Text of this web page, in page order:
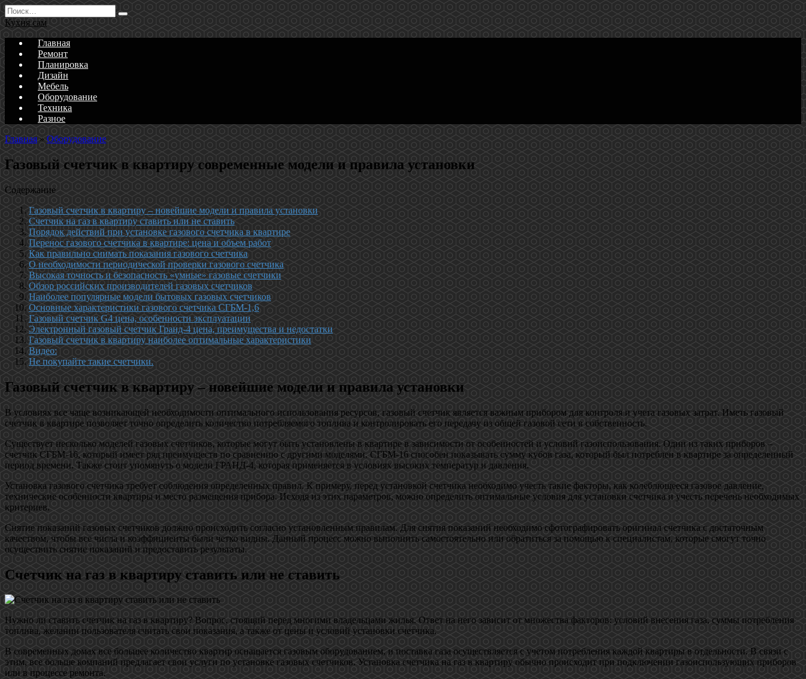
Перейти
к
содержанию
Search
for:
Кухня сам
Главная
Ремонт
Планировка
Дизайн
Мебель
Оборудование
Техника
Разное
Главная » Оборудование
Газовый счетчик в квартиру современные модели и правила установки
Содержание
Газовый счетчик в квартиру – новейшие модели и правила установки
Счетчик на газ в квартиру ставить или не ставить
Порядок действий при установке газового счетчика в квартире
Перенос газового счетчика в квартире: цена и объем работ
Как правильно снимать показания газового счетчика
О необходимости периодической проверки газового счетчика
Высокая точность и безопасность «умные» газовые счетчики
Обзор российских производителей газовых счетчиков
Наиболее популярные модели бытовых газовых счетчиков
Основные характеристики газового счетчика СГБМ-1,6
Газовый счетчик G4 цена, особенности эксплуатации
Электронный газовый счетчик Гранд-4 цена, преимущества и недостатки
Газовый счетчик в квартиру наиболее оптимальные характеристики
Видео:
Не покупайте такие счетчики.
Газовый счетчик в квартиру – новейшие модели и правила установки
В условиях все чаще возникающей необходимости оптимального использования ресурсов, газовый счетчик является важным прибором для контроля и учета газовых затрат. Иметь газовый
счетчик в квартире позволяет точно определить количество потребляемого топлива и контролировать его передачу из общей газовой сети в собственность.
Существует несколько моделей газовых счетчиков, которые могут быть установлены в квартире в зависимости от особенностей и условий газоиспользования. Один из таких приборов –
счетчик СГБМ-16, который имеет ряд преимуществ по сравнению с другими моделями. СГБМ-16 способен показывать сумму кубов газа, который был потреблен в квартире за определенный
период времени. Также стоит упомянуть о модели ГРАНД-4, которая применяется в условиях высоких температур и давления.
Установка газового счетчика требует соблюдения определенных правил. К примеру, перед установкой счетчика необходимо учесть такие факторы, как колеблющееся газовое давление,
технические особенности квартиры и место размещения прибора. Исходя из этих параметров, можно определить оптимальные условия для установки счетчика и учесть перечень необходимых
критериев.
Снятие показаний газовых счетчиков должно происходить согласно установленным правилам. Для снятия показаний необходимо сфотографировать оригинал счетчика с достаточным
качеством, чтобы все числа и коэффициенты были четко видны. Данный процесс можно выполнить самостоятельно или обратиться за помощью к специалистам, которые смогут точно
осуществить снятие показаний и предоставить результаты.
Счетчик на газ в квартиру ставить или не ставить
Нужно ли ставить счетчик на газ в квартиру? Вопрос, стоящий перед многими владельцами жилья. Ответ на него зависит от множества факторов: условий внесения газа, суммы потребления
топлива, желании пользователя считать свои показания, а также от цены и условий установки счетчика.
В современных домах все большее количество квартир оснащается газовым оборудованием, и поставка газа осуществляется с учетом потребления каждой квартиры в отдельности. В связи с
этим, все больше компаний предлагает свои услуги по установке газовых счетчиков. Установка счетчика на газ в квартиру обычно происходит при подключении газоиспользующих приборов
или в процессе ремонта.